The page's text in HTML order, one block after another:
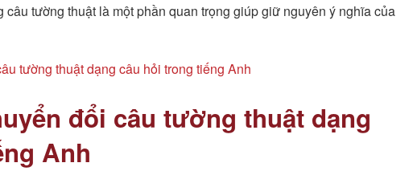
tường thuật là một phần quan trọng giúp giữ nguyên ý nghĩa của
tường thuật dạng câu hỏi trong tiếng Anh
đổi câu tường thuật dạng
Anh